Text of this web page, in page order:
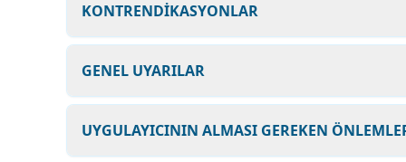
KONTRENDİKASYONLAR
GENEL UYARILAR
UYGULAYICININ ALMASI GEREKEN